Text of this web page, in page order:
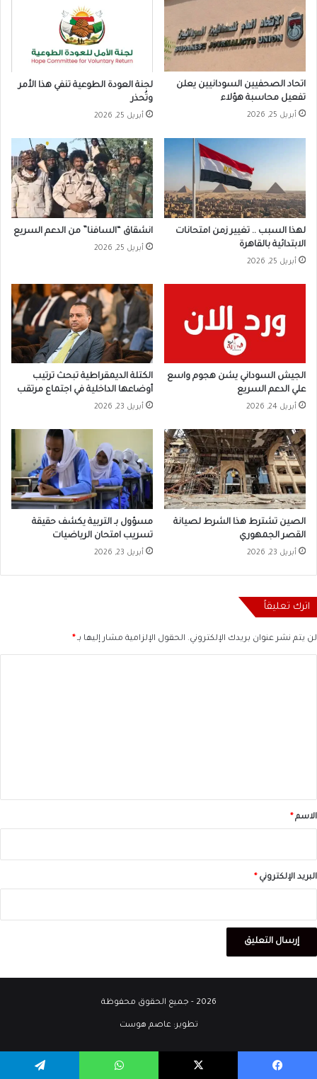
اتحاد الصحفيين السودانيين يعلن
تفعيل محاسبة هؤلاء
أبريل 25, 2026
لجنة العودة الطوعية تنفي هذا الأمر
وتُحذر
أبريل 25, 2026
لهذا السبب .. تغيير زمن امتحانات
الابتدائية بالقاهرة
أبريل 25, 2026
انشقاق “السافنا” من الدعم السريع
أبريل 25, 2026
الجيش السوداني يشن هجوم واسع
علي الدعم السريع
أبريل 24, 2026
الكتلة الديمقراطية تبحث ترتيب
أوضاعها الداخلية في اجتماع مرتقب
أبريل 23, 2026
الصين تشترط هذا الشرط لصيانة
القصر الجمهوري
أبريل 23, 2026
مسؤول بـ التربية يكشف حقيقة
تسريب امتحان الرياضيات
أبريل 23, 2026
اترك تعليقاً
لن يتم نشر عنوان بريدك الإلكتروني. الحقول الإلزامية مشار إليها بـ *
*الاسم *
البريد الإلكتروني *
2026 - جميع الحقوق محفوظة
تطوير:عاصم هوست